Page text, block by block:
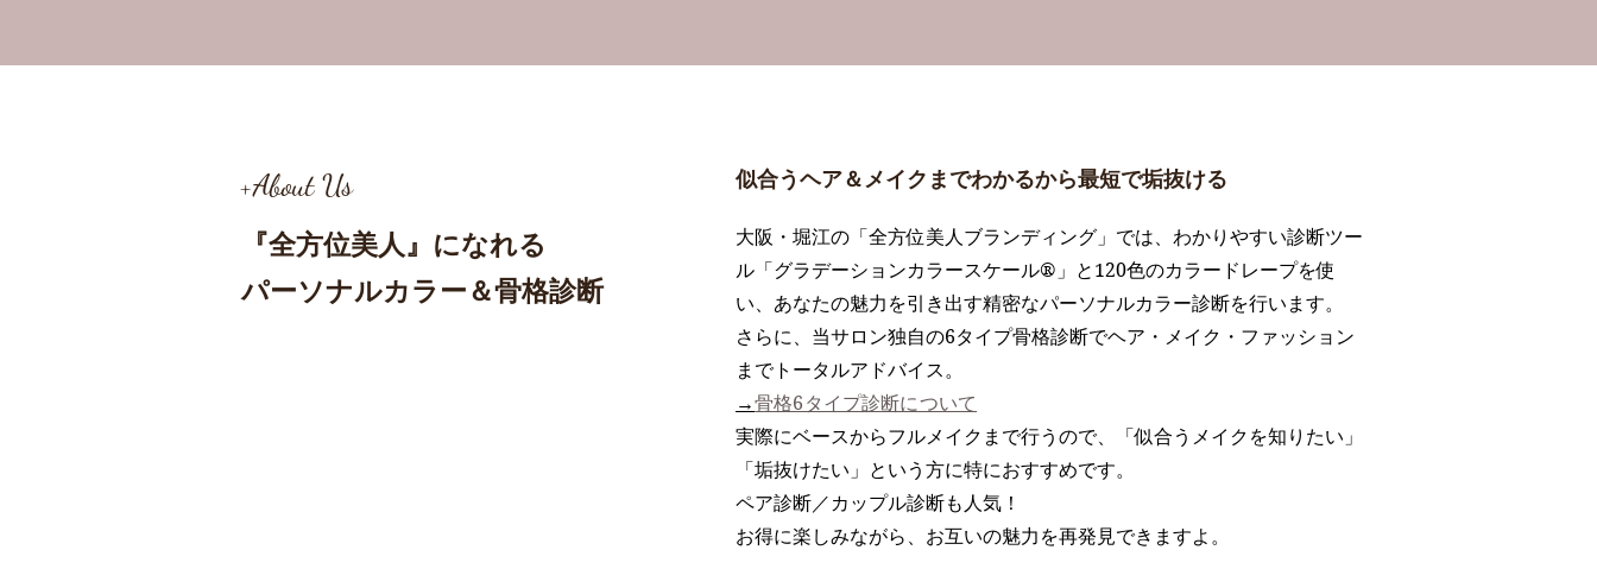
+About Us
『全方位美人』 になれる
パーソナルカラー＆骨格診断
似合うヘア＆メイクまでわかるから最短で垢抜ける
大阪・堀江の「全方位美人ブランディング」では、わかりやすい診断ツー
ル「グラデーションカラースケール®️」と120色のカラードレープを使
い、あなたの魅力を引き出す精密なパーソナルカラー診断を行います。
さらに、当サロン独自の6タイプ骨格診断でヘア・メイク・ファッション
までトータルアドバイス。
→骨格6タイプ診断について
実際にベースからフルメイクまで行うので、「似合うメイクを知りたい」
「垢抜けたい」という方に特におすすめです。
ペア診断／カップル診断も人気！
お得に楽しみながら、お互いの魅力を再発見できますよ。